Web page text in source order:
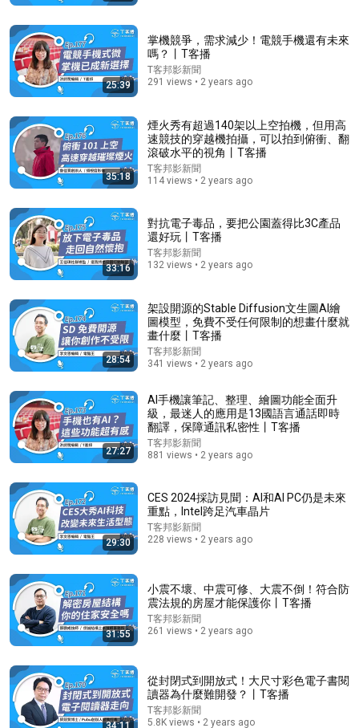
Harper & Knowles • 1.3M views
牙齦萎縮還有救? 每天1習慣讓牙肉長回來 ft. 炫晨 譚敦
慈【 小宇宙大爆發 】
小宇宙大爆發 • 622K views
27:17
我去跑了个外卖，三观都毁了！都说在海外送外卖月入
过$万? 我亲自在澳洲送了外卖后，我笑不出来了…外卖
26K views
25:39
掌機競爭，需求減少！電競手機還有未來
嗎？丨T客播
T客邦影新聞
291 views • 2 years ago
35:18
煙火秀有超過140架以上空拍機，但用高
速競技的穿越機拍攝，可以拍到俯衝、翻
滾破水平的視角丨T客播
T客邦影新聞
114 views • 2 years ago
33:16
對抗電子毒品，要把公園蓋得比3C產品
還好玩丨T客播
T客邦影新聞
132 views • 2 years ago
28:54
架設開源的Stable Diffusion文生圖AI繪
圖模型，免費不受任何限制的想畫什麼就
畫什麼丨T客播
T客邦影新聞
341 views • 2 years ago
27:27
AI手機讓筆記、整理、繪圖功能全面升
級，最迷人的應用是13國語言通話即時
翻譯，保障通訊私密性丨T客播
T客邦影新聞
881 views • 2 years ago
29:30
CES 2024採訪見聞：AI和AI PC仍是未來
重點，Intel跨足汽車晶片
T客邦影新聞
228 views • 2 years ago
31:55
小震不壞、中震可修、大震不倒！符合防
震法規的房屋才能保護你丨T客播
T客邦影新聞
261 views • 2 years ago
34:11
從封閉式到開放式！大尺寸彩色電子書閱
讀器為什麼難開發？丨T客播
T客邦影新聞
5.8K views • 2 years ago